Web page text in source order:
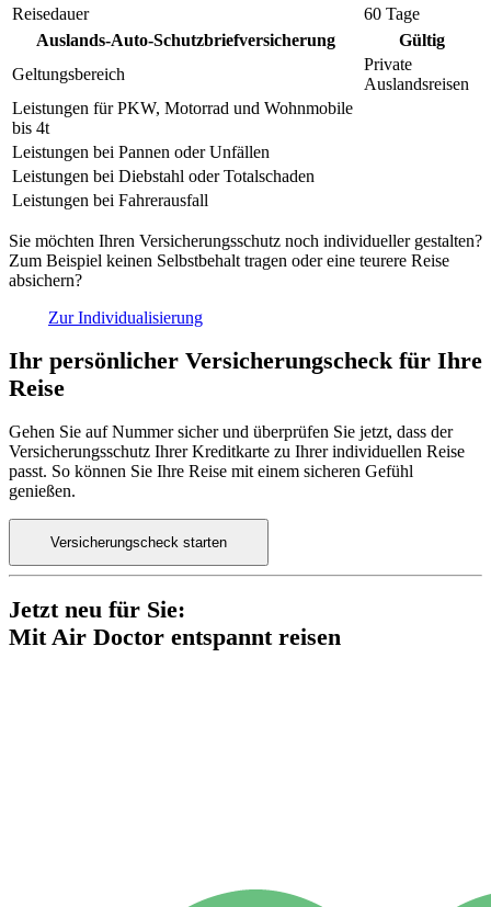
Reisedauer
60 Tage
Auslands-Auto-Schutzbriefversicherung
Gültig
Geltungsbereich
Private
Auslandsreisen
Leistungen für PKW, Motorrad und Wohnmobile
bis 4t
Leistungen bei Pannen oder Unfällen
Leistungen bei Diebstahl oder Totalschaden
Leistungen bei Fahrerausfall
Sie möchten Ihren Versicherungsschutz noch individueller gestalten?
Zum Beispiel keinen Selbstbehalt tragen oder eine teurere Reise
absichern?
Zur Individualisierung
Ihr persönlicher Versicherungscheck für Ihre
Reise
Gehen Sie auf Nummer sicher und überprüfen Sie jetzt, dass der
Versicherungsschutz Ihrer Kreditkarte zu Ihrer individuellen Reise
passt. So können Sie Ihre Reise mit einem sicheren Gefühl
genießen.
Versicherungscheck starten
Jetzt neu für Sie:
Mit Air Doctor entspannt reisen